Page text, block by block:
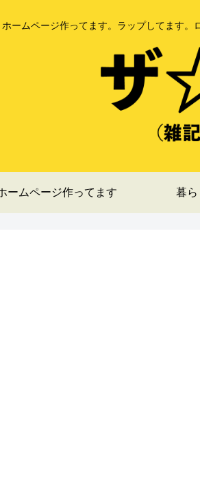
ホームページ作ってます。ラップしてます。
ームページ作ってます 暮